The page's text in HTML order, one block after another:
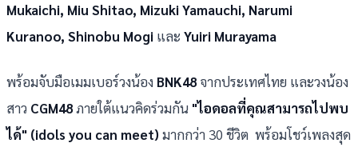
Mukaichi, Miu Shitao, Mizuki Yamauchi, Narumi
Kuranoo, Shinobu Mogi และ Yuiri Murayama
พร้อมจับมือเมมเบอร์วงน้อง BNK48 จากประเทศไทย และวงน้อง
สาว CGM48ภายใต้แนวคิดร่วมกัน "ไอดอลที่คุณสามารถไปพบ
ได้" (idols you can meet) มากกว่า 30 ชีวิต พร้อมโชว์เพลงสุด